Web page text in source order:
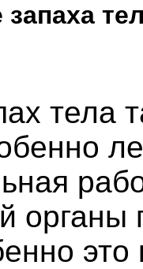
тела
это